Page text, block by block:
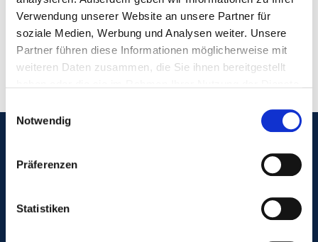
Verwendung unserer Website an unsere Partner für
soziale Medien, Werbung und Analysen weiter. Unsere
Partner führen diese Informationen möglicherweise mit
weiteren Daten zusammen, die Sie ihnen bereitgestellt
Notwendig
Präferenzen
Statistiken
Ostdamm 145